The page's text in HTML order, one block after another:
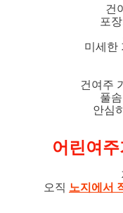
건
포
미세한
건여주
풀
안심
어린여
오직 노지에서